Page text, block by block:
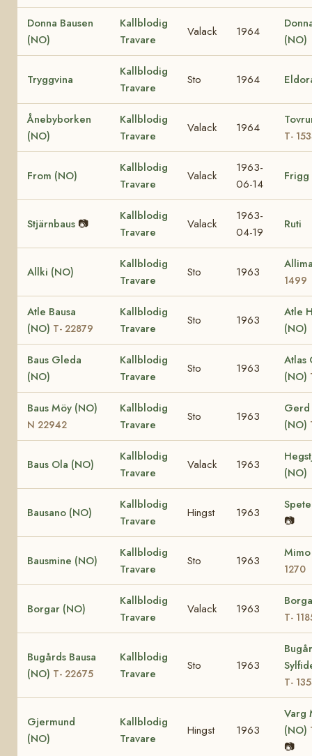
Donna Bausen
(NO)
Kallblodig
Travare
Valack 1964
(NO)
Tryggvina
Kallblodig
Travare
Sto 1964
Ånebyborken
(NO)
Kallblodig
Travare
Valack 1964
T-
From (NO)
Kallblodig
Travare
Valack
1963-
06-14
Stjärnbaus 📷
Kallblodig
Travare
Valack
1963-
04-19
Ruti
Allki (NO)
Kallblodig
Travare
Sto 1963
1499
Atle Bausa
(NO) T- 22879
Kallblodig
Travare
Sto 1963
Atle
(NO)
Baus Gleda
(NO)
Kallblodig
Travare
Sto 1963
Atlas
(NO)
Baus Möy (NO)
N 22942
Kallblodig
Travare
Sto 1963
(NO)
Baus Ola (NO)
Kallblodig
Travare
Valack 1963
(NO)
Bausano (NO)
Kallblodig
Travare
Hingst 1963
📷
Bausmine (NO)
Kallblodig
Travare
Sto 1963
1270
Borgar (NO)
Kallblodig
Travare
Valack 1963
T-
Bugårds Bausa
(NO) T- 22675
Kallblodig
Travare
Sto 1963
T-
Gjermund
(NO)
Kallblodig
Travare
Hingst 1963
Varg
(NO)
📷